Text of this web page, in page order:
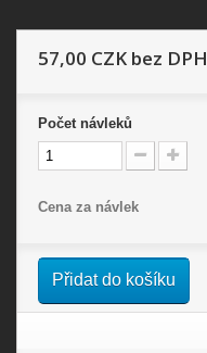
57,00 CZK bez DPH
Počet návleků
Cena za návlek
Přidat do košíku